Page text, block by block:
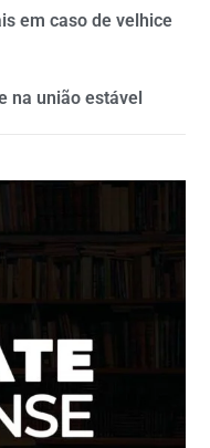
em caso de velhice
na união estável